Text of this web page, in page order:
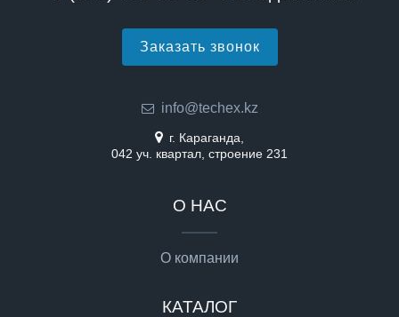
Заказать звонок
info@techex.kz
г. Караганда,
042 уч. квартал, строение 231
О НАС
О компании
КАТАЛОГ